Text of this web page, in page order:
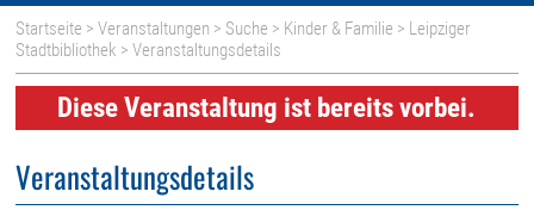
Startseite >Veranstaltungen > Suche > Kinder & Familie > Leipziger
Stadtbibliothek > Veranstaltungsdetails
Diese Veranstaltung ist bereits vorbei.
Veranstaltungsdetails